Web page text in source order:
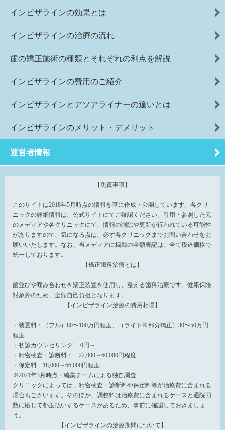
インビザラインの効果とは
インビザラインの治療の流れ
歯の矯正施術の種類とそれぞれの利点を解説
インビザラインの費用のご紹介
インビザラインとアソアライナーの違いとは
インビザラインのメリット・デメリット
運営者情報
【免責事項】
このサイトは2018年5月時点の情報を基に作成・公開しています。各クリ
ニックの詳細情報は、公式サイトにてご確認ください。引用・参照した元
のメディアや各クリニックにて、情報の削除や更新が行われている可能性
がありますので、気になる点は、必ず各クリニックまでお問い合わせをお
願いいたします。なお、当メディアに掲載の金額表記は、全て税込価格で
統一しております。
【矯正歯科治療とは】
歯並びや噛み合わせを矯正装置を使用し、整える歯科治療です。健康保険
対象外のため、全額自己負担となります。
【インビザライン治療の費用相場】
・装置料：（フル）80〜100万円程度、（ライト※部分矯正）30〜50万円
程度
・初診カウンセリング… 0円～
・精密検査・診断料：…22,000～60,000円程度
・保定料…18,000～66,000円程度
※2021年3月時点・編集チームによる独自調査
クリニックによっては、精密検査・診断料や保定料等が治療費に含まれる
場合もございます。そのほか、調整料は治療費に含まれるケースと通院回
数に応じて都度払いするケースがあるため、事前に確認しておきましょ
う。
【インビザラインの治療期間について】